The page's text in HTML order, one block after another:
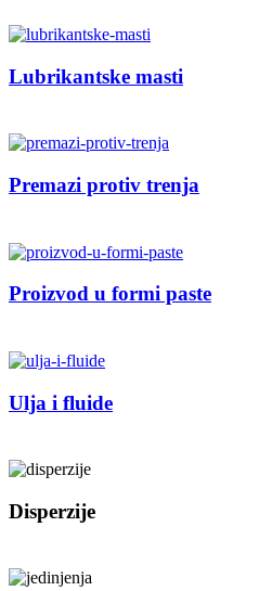
Lubrikantske masti
Premazi protiv trenja
Proizvod u formi paste
Ulja i fluide
Disperzije